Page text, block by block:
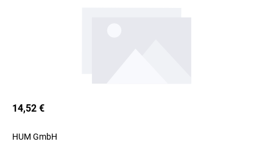
14,52 €
HUM GmbH